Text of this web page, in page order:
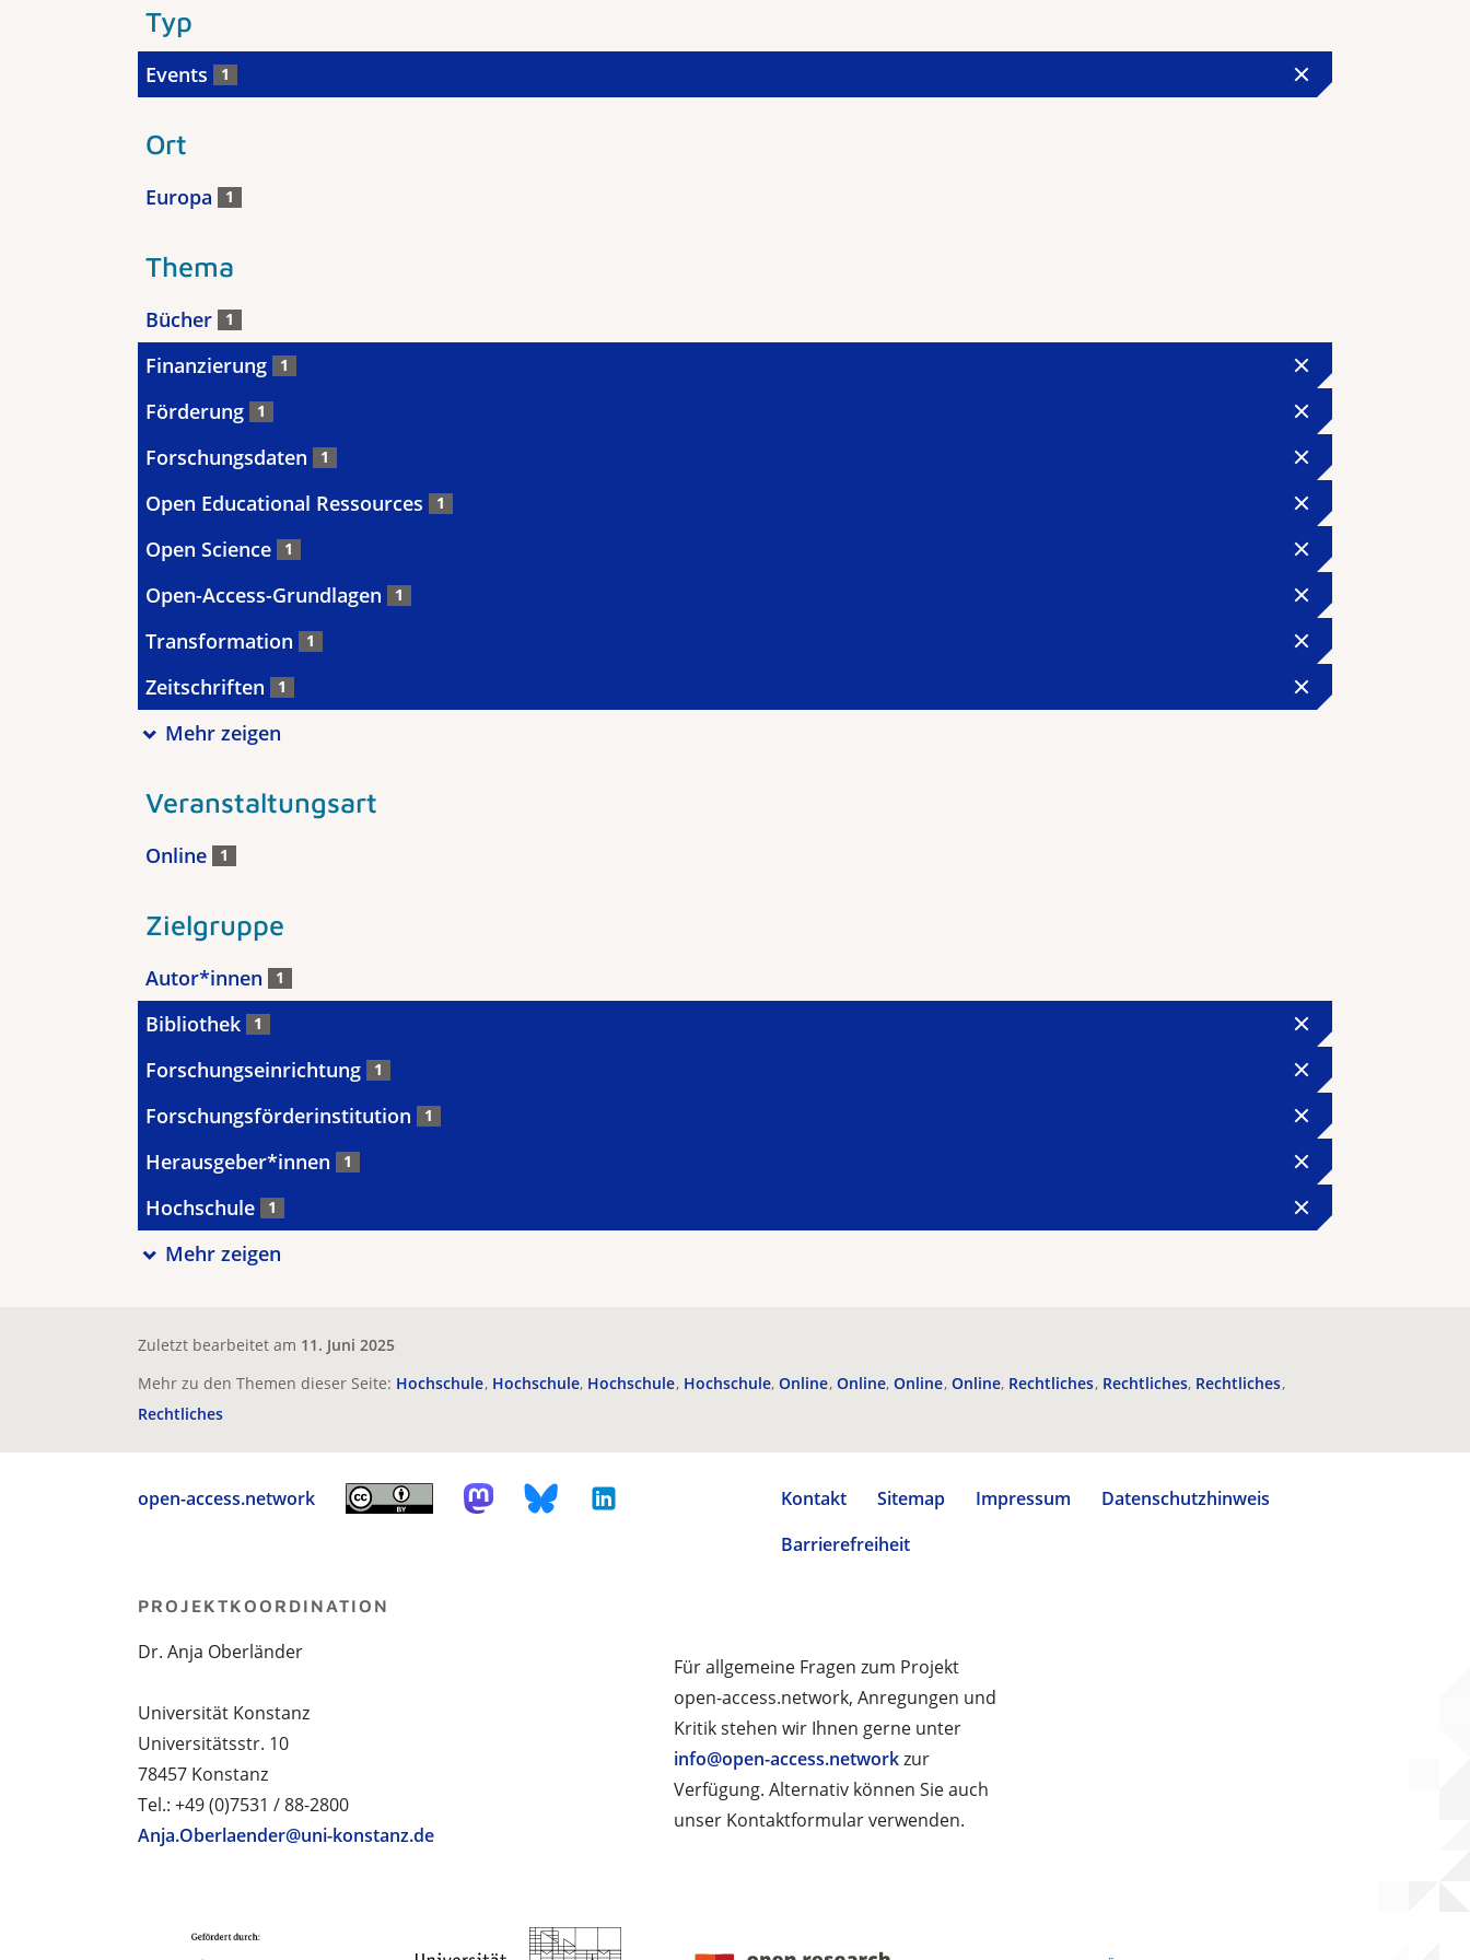
Typ
Events 1
Ort
Europa 1
Thema
Bücher 1
Finanzierung 1
Förderung 1
Forschungsdaten 1
Open Educational Ressources 1
Open Science 1
Open-Access-Grundlagen 1
Transformation 1
Zeitschriften 1
Mehr zeigen
Veranstaltungsart
Online 1
Zielgruppe
Autor*innen 1
Bibliothek 1
Forschungseinrichtung 1
Forschungsförderinstitution 1
Herausgeber*innen 1
Hochschule 1
Mehr zeigen
Zuletzt bearbeitet am 11. Juni 2025
Mehr zu den Themen dieser Seite: Hochschule Hochschule Hochschule Hochschule Online Online Online Online Rechtliches Rechtliches Rechtliches
Rechtliches
open-access.network Kontakt Sitemap Impressum
Datenschutzhinweis
Barrierefreiheit
Für allgemeine Fragen zum Projekt
open-access.network, Anregungen und
Kritik stehen wir Ihnen gerne unter
info@open-access.networkzur
Verfügung. Alternativ können Sie auch
unser Kontaktformular verwenden.
PROJEKTKOORDINATION
Dr. Anja Oberländer
Universität Konstanz
Universitätsstr. 10
78457 Konstanz
Tel.: +49 (0)7531 / 88-2800
Anja.Oberlaender@uni-konstanz.de